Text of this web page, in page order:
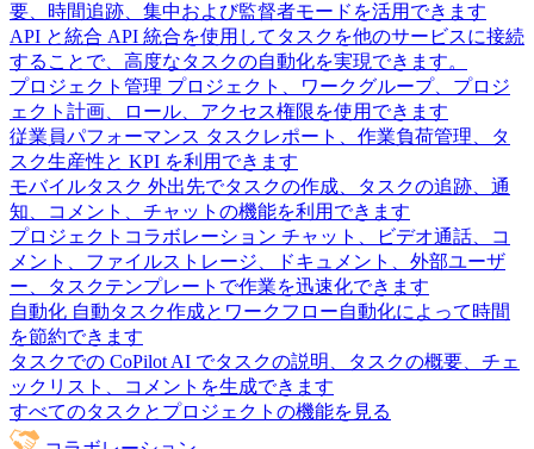
要、時間追跡、集中および監督者モードを活用できます
API と統合 API 統合を使用してタスクを他のサービスに接続
することで、高度なタスクの自動化を実現できます。
プロジェクト管理 プロジェクト、ワークグループ、プロジ
ェクト計画、ロール、アクセス権限を使用できます
従業員パフォーマンス タスクレポート、作業負荷管理、タ
スク生産性と KPI を利用できます
モバイルタスク 外出先でタスクの作成、タスクの追跡、通
知、コメント、チャットの機能を利用できます
プロジェクトコラボレーション チャット、ビデオ通話、コ
メント、ファイルストレージ、ドキュメント、外部ユーザ
ー、タスクテンプレートで作業を迅速化できます
自動化 自動タスク作成とワークフロー自動化によって時間
を節約できます
タスクでの CoPilot AI でタスクの説明、タスクの概要、チェ
ックリスト、コメントを生成できます
すべてのタスクとプロジェクトの機能を見る